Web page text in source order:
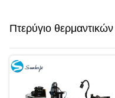
Πτερύγιο
διαμορφώνει τη